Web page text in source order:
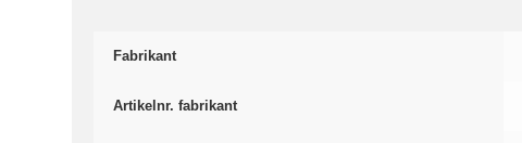
Fabrikant
Artikelnr. fabrikant